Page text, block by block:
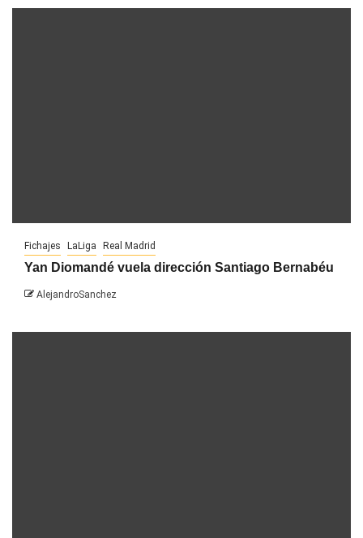
Fichajes LaLiga Real Madrid
Yan Diomandé vuela dirección Santiago Bernabéu
AlejandroSanchez